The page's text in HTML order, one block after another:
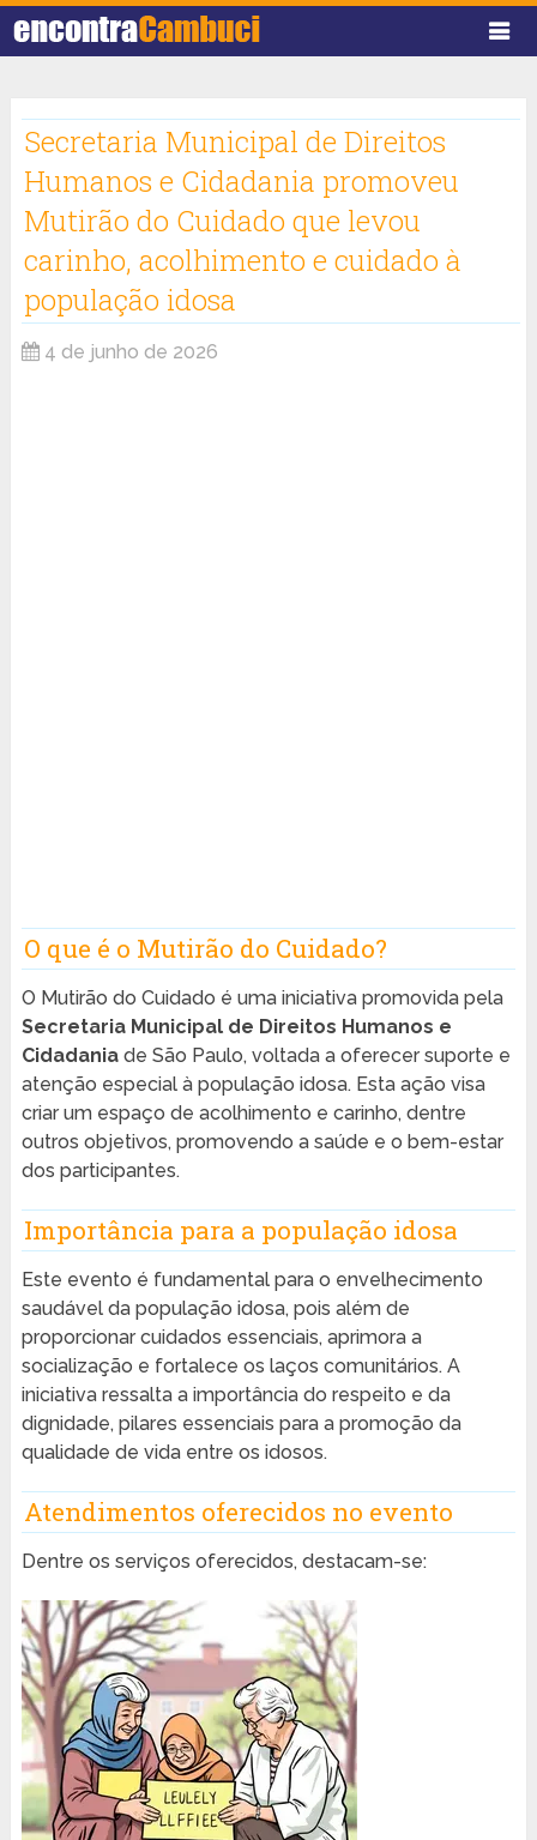
Secretaria Municipal de Direitos
Humanos e Cidadania promoveu
Mutirão do Cuidado que levou
carinho, acolhimento e cuidado à
população idosa
4 de junho de 2026
O que é o Mutirão do Cuidado?
O Mutirão do Cuidado é uma iniciativa promovida pela
Secretaria Municipal de Direitos Humanos e
Cidadaniade São Paulo, voltada a oferecer suporte e
atenção especial à população idosa. Esta ação visa
criar um espaço de acolhimento e carinho, dentre
outros objetivos, promovendo a saúde e o bem-estar
dos participantes.
Importância para a população idosa
Este evento é fundamental para o envelhecimento
saudável da população idosa, pois além de
proporcionar cuidados essenciais, aprimora a
socialização e fortalece os laços comunitários. A
iniciativa ressalta a importância do respeito e da
dignidade, pilares essenciais para a promoção da
qualidade de vida entre os idosos.
Atendimentos oferecidos no evento
Dentre os serviços oferecidos, destacam-se: